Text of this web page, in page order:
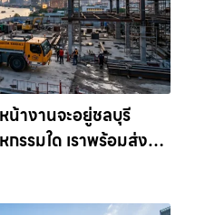
น้างานจะอยู่ชลบุรี
รรมใด เราพร้อมส่งรถ